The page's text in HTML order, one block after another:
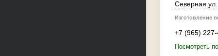
Северная
Изготовление
+7 (965)
Посмотреть